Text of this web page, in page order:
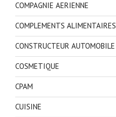
COMPAGNIE AERIENNE
COMPLEMENTS ALIMENTAIRES
CONSTRUCTEUR AUTOMOBILE
COSMETIQUE
CPAM
CUISINE